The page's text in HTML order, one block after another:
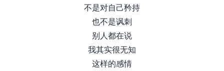
不是对自己矜持
也不是讽刺
别人都在说
我其实很无知
这样的感情